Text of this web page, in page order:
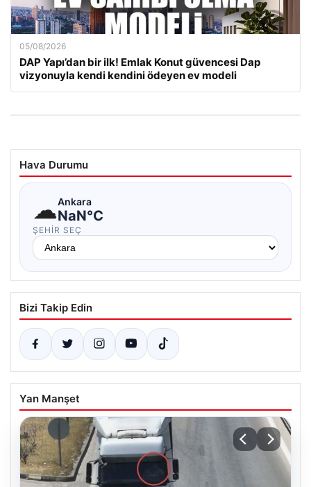
05/08/2026
DAP Yapı’dan bir ilk! Emlak Konut güvencesi Dap
vizyonuyla kendi kendini ödeyen ev modeli
Hava Durumu
☁Ankara
NaN°C
ŞEHIR SEÇ
Bizi Takip Edin
Yan Manşet